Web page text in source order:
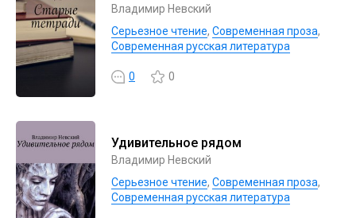
Владимир Невский
Серьезное чтение, Современная проза,
Современная русская литература
0 0
Удивительное рядом
Владимир Невский
Серьезное чтение, Современная проза,
Современная русская литература